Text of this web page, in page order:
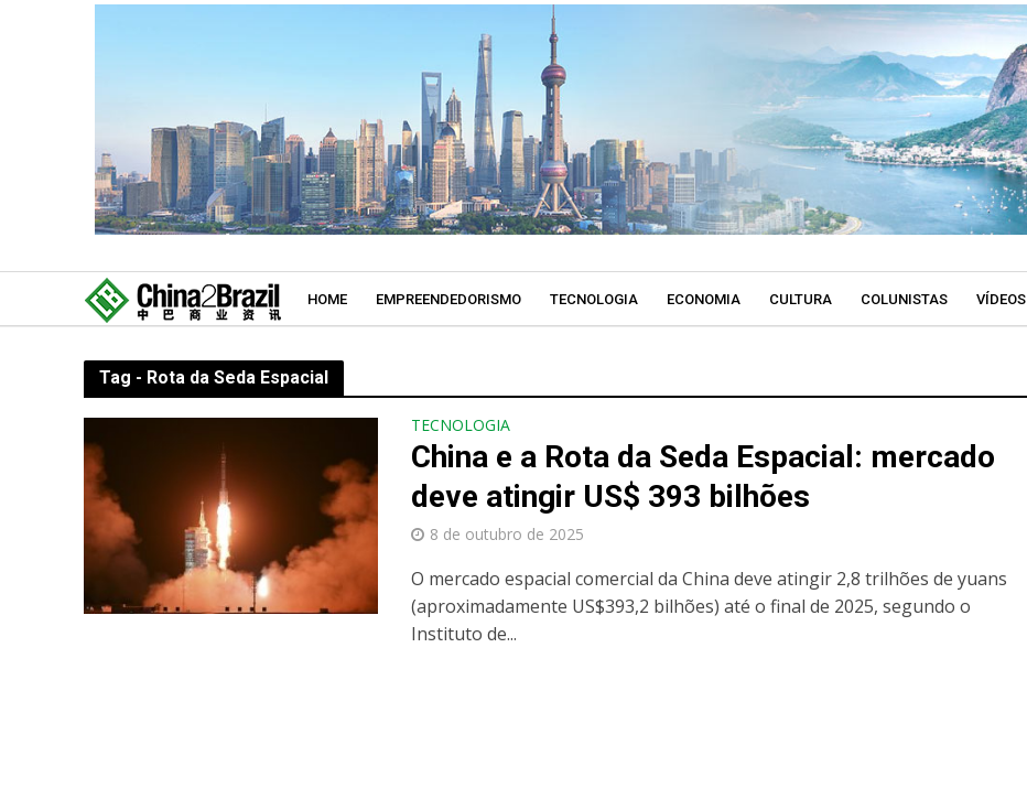
HOME EMPREENDEDORISMO TECNOLOGIA ECONOMIA CULTURA COLUNISTAS VÍDEOS
Tag - Rota da Seda Espacial
TECNOLOGIA
China e a Rota da Seda Espacial: mercado
deve atingir US$ 393 bilhões
8 de outubro de 2025
O mercado espacial comercial da China deve atingir 2,8 trilhões de yuans
(aproximadamente US$393,2 bilhões) até o final de 2025, segundo o
Instituto de...